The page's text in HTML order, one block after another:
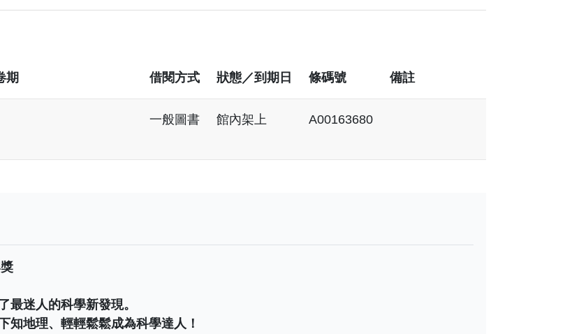
期 借閱方式 狀態／到期日 條碼號 備註
一般圖書 館內架上 A00163680
最迷人的科學新發現。
知地理、輕輕鬆鬆成為科學達人！